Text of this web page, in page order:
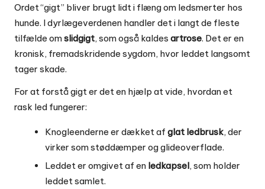
Ordet “gigt” bliver brugt lidt i flæng om ledsmerter hos
hunde. I dyrlægeverdenen handler det i langt de fleste
tilfælde omslidgigt, som også kaldes artrose. Det er en
kronisk, fremadskridende sygdom, hvor leddet langsomt
tager skade.
For at forstå gigt er det en hjælp at vide, hvordan et
rask led fungerer:
Knogleenderne er dækket af glat ledbrusk, der
virker som støddæmper og glideoverflade.
Leddet er omgivet af en ledkapsel, som holder
leddet samlet.